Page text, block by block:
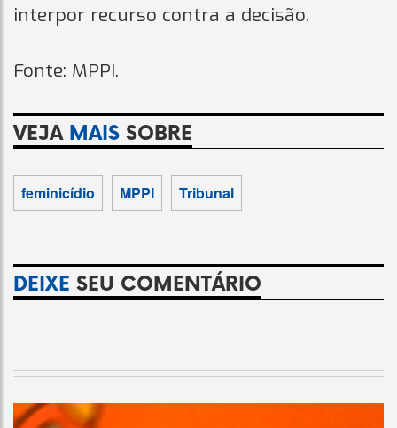
interpor recurso contra a decisão.
Fonte: MPPI.
VEJA MAIS SOBRE
feminicídio MPPI Tribunal
DEIXE SEU COMENTÁRIO